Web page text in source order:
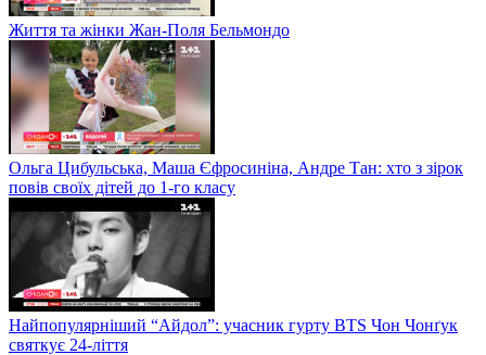
Життя та жінки Жан-Поля Бельмондо
Ольга Цибульська, Маша Єфросиніна, Андре Тан: хто з зірок
повів своїх дітей до 1-го класу
Найпопулярніший “Айдол”: учасник гурту BTS Чон Чонґук
святкує 24-ліття